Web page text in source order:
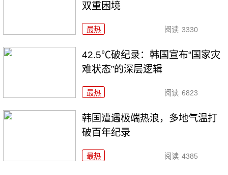
双重困境
最热 阅读 3330
42.5℃破纪录：韩国宣布“国家灾
难状态”的深层逻辑
最热 阅读 6823
韩国遭遇极端热浪，多地气温打
破百年纪录
最热 阅读 4385